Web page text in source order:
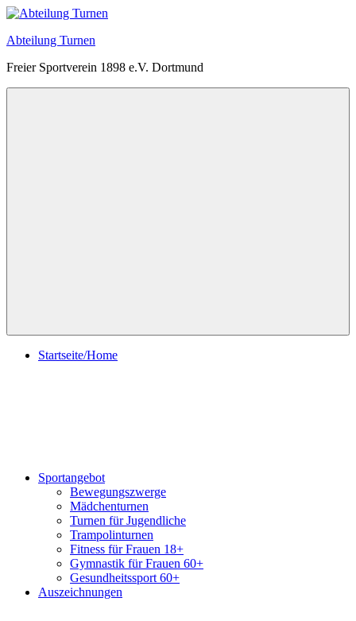
Zum
springen
Abteilung Turnen
Freier Sportverein 1898 e.V. Dortmund
Startseite/Home
Sportangebot
Bewegungszwerge
Mädchenturnen
Turnen für Jugendliche
Trampolinturnen
Fitness für Frauen 18+
Gymnastik für Frauen 60+
Gesundheitssport 60+
Auszeichnungen